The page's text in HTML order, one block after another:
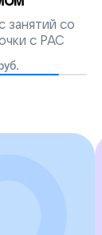
занятий со
с РАС